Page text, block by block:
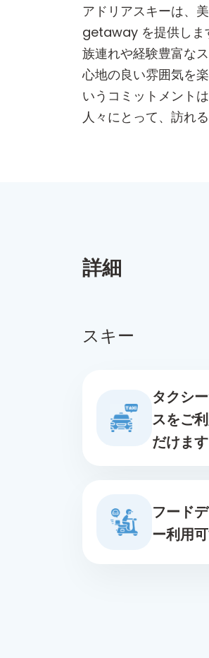
アドリアスキーは、
getaway を提供しま
族連れや経験豊富な
心地の良い雰囲気を
いうコミットメント
人々にとって、訪れ
詳細
スキー
タクシ
スをご
だけます
フード
ー利用可